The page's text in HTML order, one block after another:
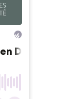
Duboué,